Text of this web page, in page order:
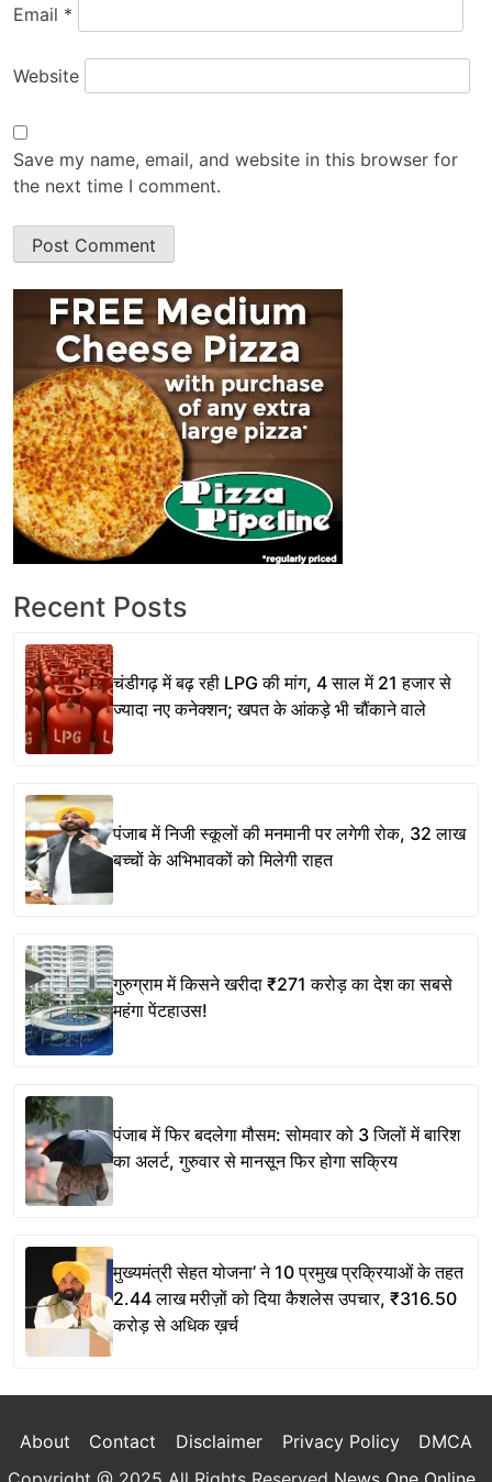
Email *
Website
Save my name, email, and website in this browser for
the next time I comment.
Recent Posts
चंडीगढ़ में बढ़ रही LPG की मांग, 4 साल में 21 हजार से
ज्यादा नए कनेक्शन; खपत के आंकड़े भी चौंकाने वाले
पंजाब में निजी स्कूलों की मनमानी पर लगेगी रोक, 32 लाख
बच्चों के अभिभावकों को मिलेगी राहत
गुरुग्राम में किसने खरीदा ₹271 करोड़ का देश का सबसे
महंगा पेंटहाउस!
पंजाब में फिर बदलेगा मौसम: सोमवार को 3 जिलों में बारिश
का अलर्ट, गुरुवार से मानसून फिर होगा सक्रिय
मुख्यमंत्री सेहत योजना’ ने 10 प्रमुख प्रक्रियाओं के तहत
2.44 लाख मरीज़ों को दिया कैशलेस उपचार, ₹316.50
करोड़ से अधिक ख़र्च
About Contact Disclaimer Privacy Policy
DMCA